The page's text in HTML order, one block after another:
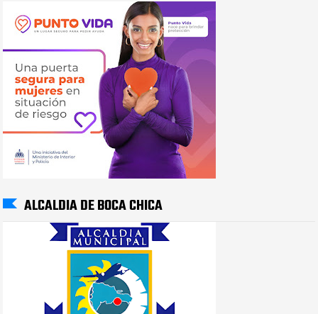
ALCALDIA DE BOCA CHICA